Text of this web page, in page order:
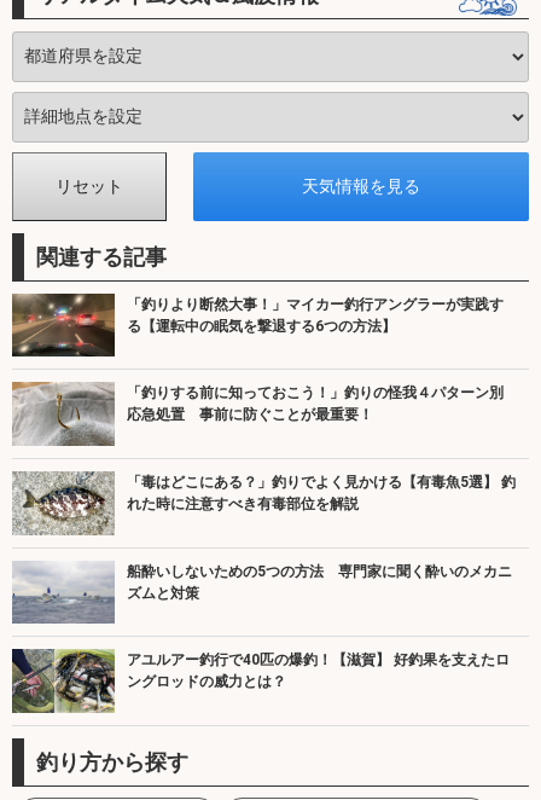
関連する記事
「釣りより断然大事！」マイカー釣行アングラーが実践す
る【運転中の眠気を撃退する6つの方法】
「釣りする前に知っておこう！」釣りの怪我４パターン別
応急処置 事前に防ぐことが最重要！
「毒はどこにある？」釣りでよく見かける【有毒魚5選】 釣
れた時に注意すべき有毒部位を解説
船酔いしないための5つの方法 専門家に聞く酔いのメカニ
ズムと対策
アユルアー釣行で40匹の爆釣！【滋賀】 好釣果を支えたロ
ングロッドの威力とは？
釣り方から探す